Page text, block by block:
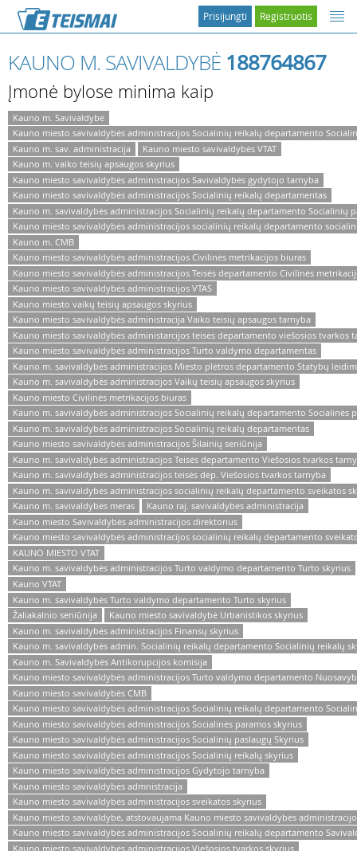
Registruotis
Prisijungti
KAUNO M. SAVIVALDYBĖ 188764867
Įmonė bylose minima kaip
Kauno m. Savivaldybė
Kauno miesto savivaldybės administracijos Socialinių reikalų departamento
Kauno m. sav. administracija
Kauno miesto savivaldybės VTAT
Kauno m. vaiko teisių apsaugos skyrius
Kauno miesto savivaldybės administracijos Savivaldybės gydytojo tarnyba
Kauno miesto savivaldybės administracijos Socialinių reikalų departamentas
Kauno m. savivaldybės administracijos Socialinių reikalų departamento Socialinių
Kauno miesto savivaldybės administracijos socialinių reikalų departamento
Kauno m. CMB
Kauno miesto savivaldybės administracijos Civilinės metrikacijos biuras
Kauno miesto savivaldybės administracijos Teisės departamento Civilinės
Kauno miesto savivaldybės administracijos VTAS
Kauno miesto vaikų teisių apsaugos skyrius
Kauno miesto savivaldybės administracija Vaiko teisių apsaugos tarnyba
Kauno miesto savivaldybės administarcijos teisės departamento viešosios tvarkos
Kauno miesto savivaldybės administracijos Turto valdymo departamentas
Kauno m. savivaldybės administracijos Miesto plėtros departamento Statybų
Kauno m. savivaldybės administracijos Vaikų teisių apsaugos skyrius
Kauno miesto Civilinės metrikacijos biuras
Kauno m. savivaldybės administracijos Socialinių reikalų departamento Socialinės
Kauno m. savivaldybės administracijos Socialinių reikalų departamentas
Kauno miesto savivaldybės administracijos Šilainių seniūnija
Kauno m. savivaldybės administracijos Teisės departamento Viešosios tvarkos
Kauno m. savivaldybės administracijos teisės dep. Viešosios tvarkos tarnyba
Kauno m. savivaldybės administracijos socialinių reikalų departamento sveikatos
Kauno m. savivaldybės meras
Kauno raj. savivaldybės administracija
Kauno miesto Savivaldybės administracijos direktorius
Kauno miesto savivaldybės administracijos socialinių reikalų departamento
KAUNO MIESTO VTAT
Kauno m. savivaldybės administracijos Turto valdymo departamento Turto skyrius
Kauno VTAT
Kauno m. savivaldybės Turto valdymo departamento Turto skyrius
Žaliakalnio seniūnija
Kauno miesto savivaldybė Urbanistikos skyrius
Kauno m. savivaldybės administracijos Finansų skyrius
Kauno m. savivaldybės admin. Socialinių reikalų departamento Socialinių reikalų
Kauno m. Savivaldybės Antikorupcijos komisija
Kauno miesto savivaldybės administracijos Turto valdymo departamento
Kauno miesto savivaldybės CMB
Kauno miesto savivaldybės administracijos Socialinių reikalų departamento
Kauno miesto savivaldybės administracijos Socialinės paramos skyrius
Kauno miesto savivaldybės administracijos Socialinių paslaugų Skyrius
Kauno miesto savivaldybės administracijos Socialinių reikalų skyrius
Kauno miesto savivaldybės administracijos Gydytojo tarnyba
Kauno miesto savivaldybės admnistracija
Kauno miesto savivaldybės administracijos sveikatos skyrius
Kauno miesto savivaldybė, atstovaujama Kauno miesto savivaldybės
Kauno miesto savivaldybės administracijos Socialinių reikalų departamento
Kauno miesto savivaldybės administracijos Viešosios tvarkos skyrius